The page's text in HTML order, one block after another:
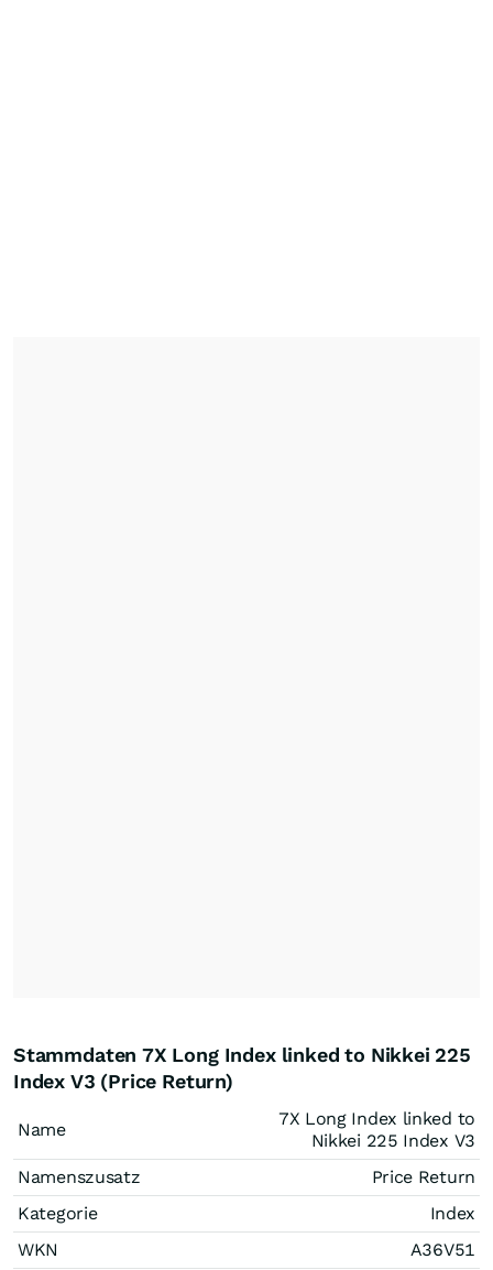
Stammdaten 7X Long Index linked to Nikkei 225
Index V3 (Price Return)
Name
7X Long Index linked to
Nikkei 225 Index V3
Namenszusatz
Price Return
Kategorie
Index
WKN
A36V51